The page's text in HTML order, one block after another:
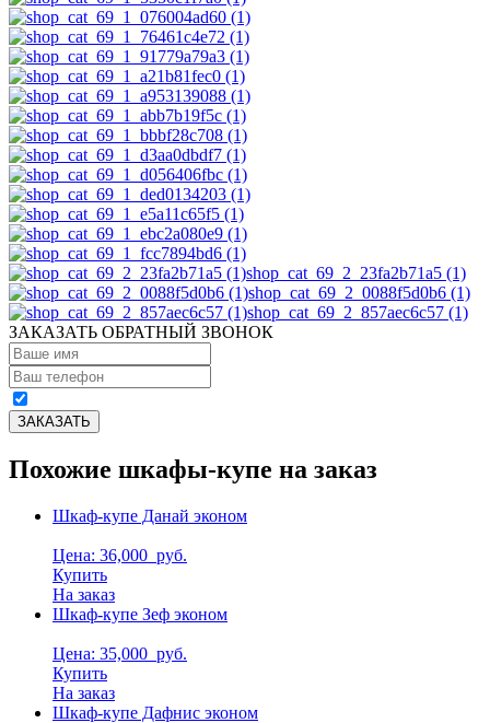
shop_cat_69_2_23fa2b71a5 (1)
shop_cat_69_2_0088f5d0b6 (1)
shop_cat_69_2_857aec6c57 (1)
ЗАКАЗАТЬ ОБРАТНЫЙ ЗВОНОК
Похожие шкафы-купе на заказ
Шкаф-купе Данай эконом
Цена: 36,000 руб.
Купить
На заказ
Шкаф-купе Зеф эконом
Цена: 35,000 руб.
Купить
На заказ
Шкаф-купе Дафнис эконом